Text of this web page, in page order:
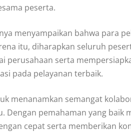
peserta.
menyampaikan bahwa para
itu, diharapkan seluruh
perusahaan serta
pada pelayanan terbaik.
menanamkan semangat
pemahaman yang baik
cepat serta memberikan